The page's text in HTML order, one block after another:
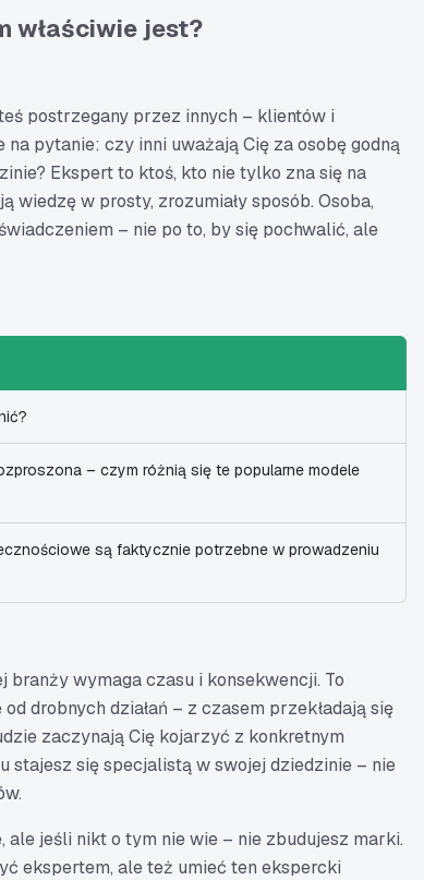
właściwie jest?
postrzegany przez innych – klientów i
pytanie: czy inni uważają Cię za osobę godną
Ekspert to ktoś, kto nie tylko zna się na
w prosty, zrozumiały sposób. Osoba,
– nie po to, by się pochwalić, ale
– czym różnią się te popularne modele
są faktycznie potrzebne w prowadzeniu
wymaga czasu i konsekwencji. To
drobnych działań – z czasem przekładają się
zaczynają Cię kojarzyć z konkretnym
stajesz się specjalistą w swojej dziedzinie – nie
ale jeśli nikt o tym nie wie – nie zbudujesz marki.
ekspertem, ale też umieć ten ekspercki